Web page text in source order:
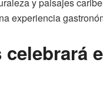
experiencia